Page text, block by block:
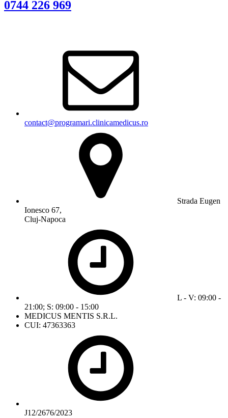
0744 226 969
contact@programari.clinicamedicus.ro
Strada Eugen
Ionesco 67,
Cluj-Napoca
L - V: 09:00 -
21:00; S: 09:00 - 15:00
MEDICUS MENTIS S.R.L.
CUI: 47363363
J12/2676/2023